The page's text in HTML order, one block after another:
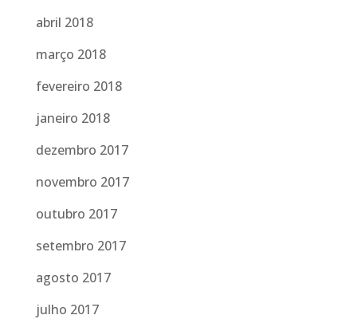
abril 2018
março 2018
fevereiro 2018
janeiro 2018
dezembro 2017
novembro 2017
outubro 2017
setembro 2017
agosto 2017
julho 2017